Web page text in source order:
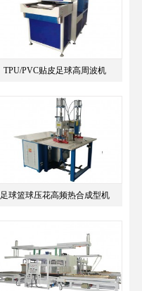
TPU/PVC贴皮足球高周波机
足球篮球压花高频热合成型机